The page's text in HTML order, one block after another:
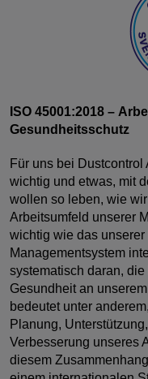
ISO 45001:2018 –
Gesundheitsschutz
Für uns bei
wichtig und etwas, mit
wollen so leben, wie
Arbeitsumfeld unserer
wichtig wie das
Managementsystem
systematisch daran,
Gesundheit an
bedeutet unter
Planung,
Verbesserung unseres
diesem